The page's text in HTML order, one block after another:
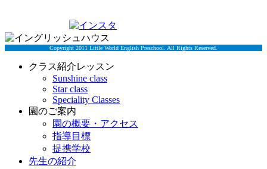
Copyright 2011 Little World English Preschool. All Rights Reserved.
クラス紹介レッスン
Sunshine class
Star class
Speciality Classes
園のご案内
園の概要・アクセス
指導目標
提携学校
先生の紹介